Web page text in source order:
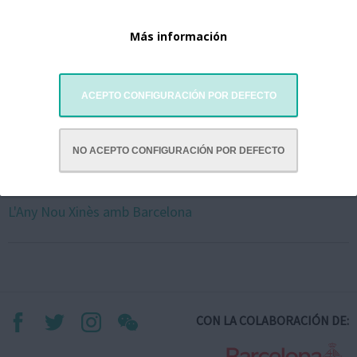
Más información
ACEPTO CONFIGURACIÓN POR DEFECTO
NO ACEPTO CONFIGURACIÓN POR DEFECTO
L'Any Nou Xinès amb Barcelona
CON LA COLABORACIÓN DE: